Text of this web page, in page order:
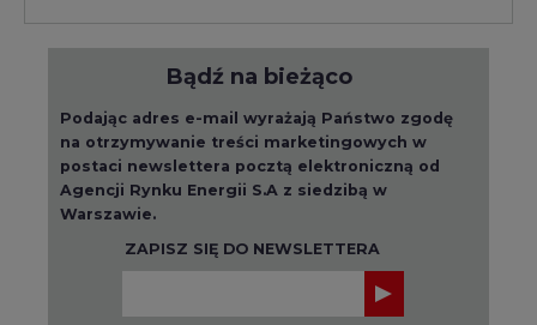
przez nas Państwa danych osobowych, w tym
informacje o przysługujących Państwu
prawach, znajduje się w polityce prywatności.
Raporty branżowe